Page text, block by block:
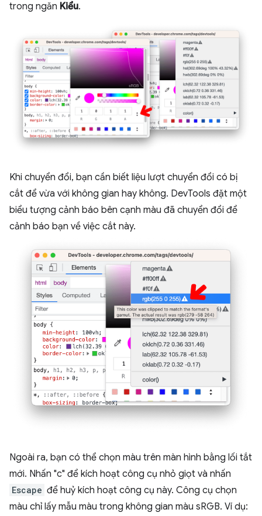
trong ngăn Kiểu.
Khi chuyển đổi, bạn cần biết liệu lượt chuyển đổi có bị
cắt để vừa với không gian hay không. DevTools đặt một
biểu tượng cảnh báo bên cạnh màu đã chuyển đổi để
cảnh báo bạn về việc cắt này.
Ngoài ra, bạn có thể chọn màu trên màn hình bằng lối tắt
mới. Nhấn "c" để kích hoạt công cụ nhỏ giọt và nhấn
Escape để huỷ kích hoạt công cụ này. Công cụ chọn
màu chỉ lấy mẫu màu trong không gian màu sRGB. Ví dụ: